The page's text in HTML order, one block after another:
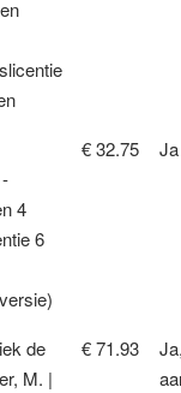
4
6
€ 32.75 Ja
de
M. |
€ 71.93